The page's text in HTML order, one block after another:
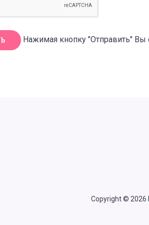
Нажимая кнопку "Отправить" Вы
Copyright © 2026